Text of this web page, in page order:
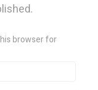
browser for